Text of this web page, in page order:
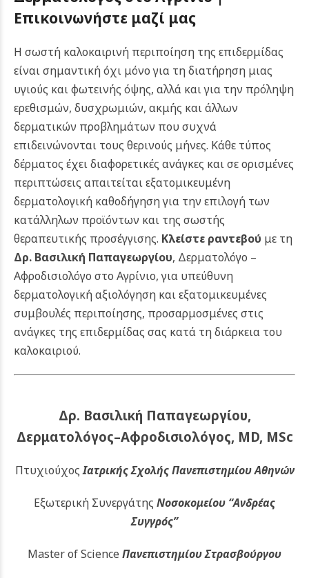
Επικοινωνήστε μαζί μας
Η σωστή καλοκαιρινή περιποίηση της επιδερμίδας
είναι σημαντική όχι μόνο για τη διατήρηση μιας
υγιούς και φωτεινής όψης, αλλά και για την πρόληψη
ερεθισμών, δυσχρωμιών, ακμής και άλλων
δερματικών προβλημάτων που συχνά
επιδεινώνονται τους θερινούς μήνες. Κάθε τύπος
δέρματος έχει διαφορετικές ανάγκες και σε ορισμένες
περιπτώσεις απαιτείται εξατομικευμένη
δερματολογική καθοδήγηση για την επιλογή των
κατάλληλων προϊόντων και της σωστής
θεραπευτικής προσέγγισης. Κλείστε ραντεβού με τη
Δρ. Βασιλική Παπαγεωργίου, Δερματολόγο –
Αφροδισιολόγο στο Αγρίνιο, για υπεύθυνη
δερματολογική αξιολόγηση και εξατομικευμένες
συμβουλές περιποίησης, προσαρμοσμένες στις
ανάγκες της επιδερμίδας σας κατά τη διάρκεια του
καλοκαιριού.
Δρ. Βασιλική Παπαγεωργίου,
Δερματολόγος–Αφροδισιολόγος, MD, MSc
ΠτυχιούχοςΙατρικής Σχολής Πανεπιστημίου Αθηνών
Εξωτερική Συνεργάτης Νοσοκομείου “Ανδρέας
Συγγρός”
Master of Science Πανεπιστημίου Στρασβούργου